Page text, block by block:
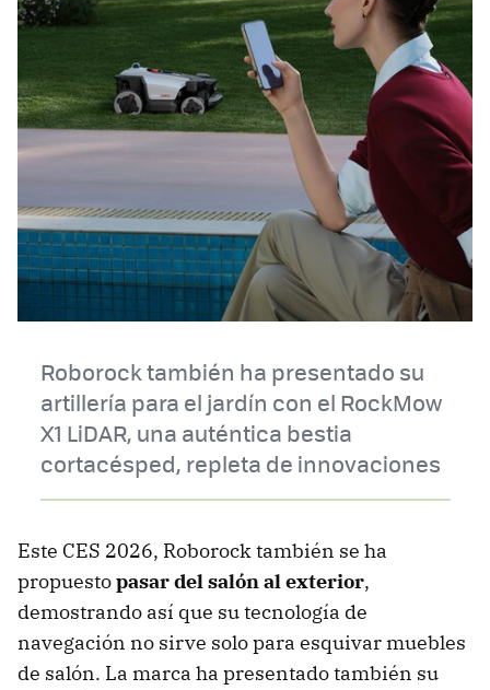
Roborock también ha presentado su
artillería para el jardín con el RockMow
X1 LiDAR, una auténtica bestia
cortacésped, repleta de innovaciones
Este CES 2026, Roborock también se ha
propuestopasar del salón al exterior,
demostrando así que su tecnología de
navegación no sirve solo para esquivar muebles
de salón. La marca ha presentado también su